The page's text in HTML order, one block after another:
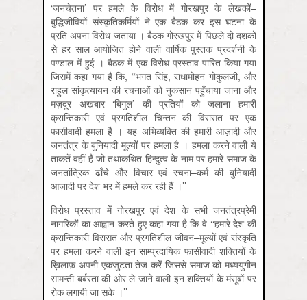
‘जनचेतना’ पर हमले के विरोध में गोरखपुर के लेखकों–
बुद्धिजीवियों–संस्कृतिकर्मियों ने एक बैठक कर इस घटना के
प्रति अपना विरोध जताया । बैठक गोरखपुर में पिछले दो दशकों
से हर साल आयोजित होने वाली वार्षिक पुस्तक प्रदर्शनी के
पण्डाल में हुई । बैठक में एक विरोध प्रस्ताव पारित किया गया
जिसमें कहा गया है कि, ‘‘भगत सिंह, राधामोहन गोकुलजी, और
राहुल सांकृत्यायन की रचनाओं को नुकसान पहुँचाया जाना और
मज़दूर अखबार ‘बिगुल’ की प्रतियों को जलाना हमारी
क्रान्तिकारी एवं प्रगतिशील चिन्तन की विरासत पर एक
फासीवादी हमला है । यह अभिव्यक्ति की हमारी आज़ादी और
जनतंत्र के बुनियादी मूल्यों पर हमला है । हमला करने वाली ये
ताकतें वहीं हैं जो तथाकथित हिन्दुत्व के नाम पर हमारे समाज के
जनतांत्रिक ढाँचे और विचार एवं रचना–कर्म की बुनियादी
आज़ादी पर देश भर में हमले कर रही हैं ।’’
विरोध प्रस्ताव में गोरखपुर एवं देश के सभी जनतंत्रप्रेमी
नागरिकों का आह्वान करते हुए कहा गया है कि वे ‘‘हमारे देश की
क्रान्तिकारी विरासत और प्रगतिशील जीवन–मूल्यों एवं संस्कृति
पर हमला करने वाली इन साम्प्रदायिक फासीवादी शक्तियों के
ख़िलाफ़ अपनी एकजुटता तेज करें जिससे समाज को मध्ययुगीन
सामन्ती बर्बरता की ओर ले जाने वाली इन शक्तियों के मंसूबों पर
रोक लगायी जा सके ।’’